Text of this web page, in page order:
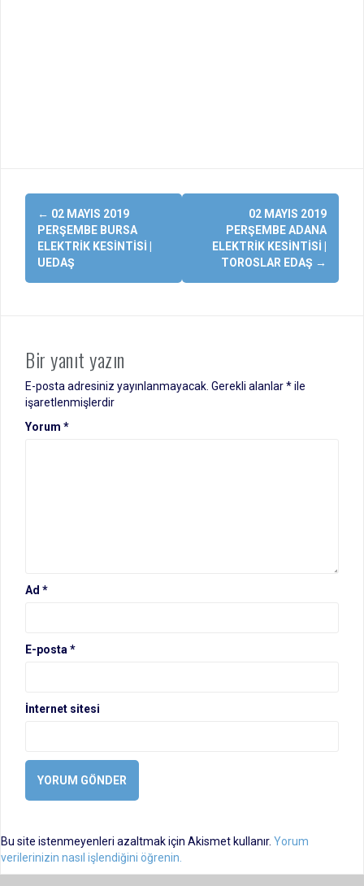
Yazı
dolaşımı
← 02 MAYIS 2019
PERŞEMBE BURSA
ELEKTRIK KESINTISI |
UEDAŞ
02 MAYIS 2019
PERŞEMBE ADANA
ELEKTRIK KESINTISI |
TOROSLAR EDAŞ →
Bir yanıt yazın
E-posta adresiniz yayınlanmayacak. Gerekli alanlar*ile
işaretlenmişlerdir
Yorum *
Ad *
E-posta *
İnternet sitesi
Bu site istenmeyenleri azaltmak için Akismet kullanır. Yorum
verilerinizin nasıl işlendiğini öğrenin.